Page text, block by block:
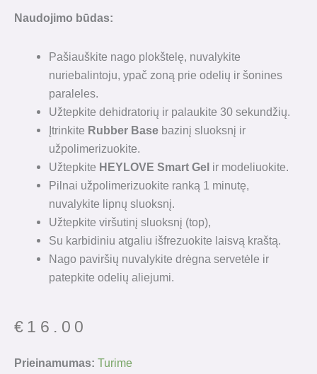
Naudojimo būdas:
Pašiauškite nago plokštelę, nuvalykite
nuriebalintoju, ypač zoną prie odelių ir šonines
paraleles.
Užtepkite dehidratorių ir palaukite 30 sekundžių.
Įtrinkite Rubber Base bazinį sluoksnį ir
užpolimerizuokite.
Užtepkite HEYLOVE Smart Gel ir modeliuokite.
Pilnai užpolimerizuokite ranką 1 minutę,
nuvalykite lipnų sluoksnį.
Užtepkite viršutinį sluoksnį (top),
Su karbidiniu atgaliu išfrezuokite laisvą kraštą.
Nago paviršių nuvalykite drėgna servetėle ir
patepkite odelių aliejumi.
€ 16.00
Prieinamumas: Turime
produkto